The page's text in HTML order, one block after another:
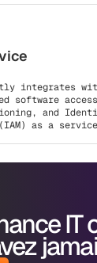
integrates
software access
and
(IAM) as a service
IT